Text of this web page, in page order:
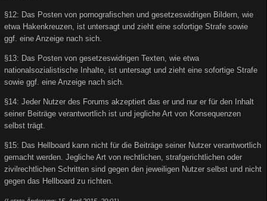
§12: Das Posten von pornografischen und gesetzeswidrigen Bildern, wie
etwa Hakenkreuzen, ist untersagt und zieht eine sofortige Strafe sowie
ggf. eine Anzeige nach sich.
§13: Das Posten von gesetzeswidrigen Texten, wie etwa
nationalsozialistische Inhalte, ist untersagt und zieht eine sofortige Strafe
sowie ggf. eine Anzeige nach sich.
§14: Jeder Nutzer des Forums akzeptiert das er und nur er für den Inhalt
seiner Beiträge verantwortlich ist und jegliche Art von Konsequenzen
selbst trägt.
§15: Das Hellboard kann nicht für die Beiträge seiner Nutzer verantwortlich
gemacht werden. Jegliche Art von rechtlichen, strafgerichtlichen oder
zivilrechtlichen Schritten sind gegen den jeweiligen Nutzer selbst und nicht
gegen das Hellboard zu richten.